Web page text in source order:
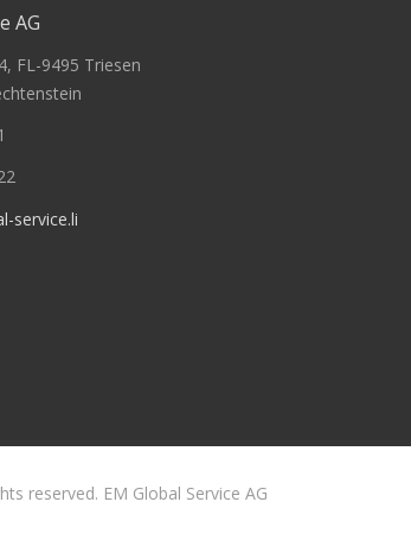
AG
FL-9495 Triesen
service.li
reserved. EM Global Service AG